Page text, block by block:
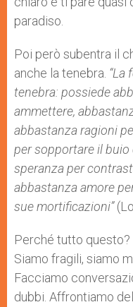
paradiso.
Poi però subentra il
anche la tenebra. “La
tenebra: possiede
ammettere,
abbastanza ragioni
per sopportare il buio
speranza per
abbastanza amore
sue mortificazioni”
Perché tutto questo?
Siamo fragili, siamo
Facciamo
dubbi. Affrontiamo